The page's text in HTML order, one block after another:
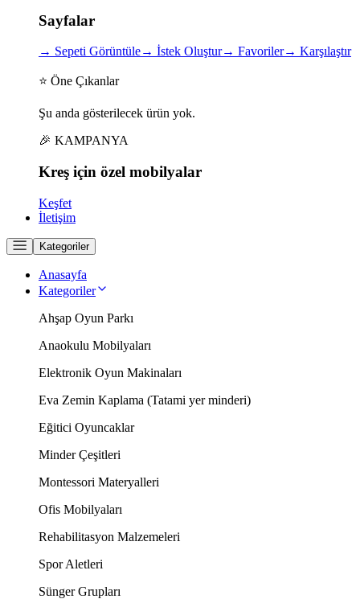
Sayfalar
→ Sepeti Görüntüle→ İstek Oluştur→ Favoriler→ Karşılaştır
⭐ Öne Çıkanlar
Şu anda gösterilecek ürün yok.
🎉 KAMPANYA
Kreş için özel mobilyalar
Keşfet
İletişim
Kategoriler
Anasayfa
Kategoriler
Ahşap Oyun Parkı
Anaokulu Mobilyaları
Elektronik Oyun Makinaları
Eva Zemin Kaplama (Tatami yer minderi)
Eğitici Oyuncaklar
Minder Çeşitleri
Montessori Materyalleri
Ofis Mobilyaları
Rehabilitasyon Malzemeleri
Spor Aletleri
Sünger Grupları